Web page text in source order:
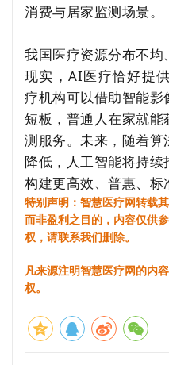
消费与居家监测场景。
我国医疗资源分布不
现实，AI医疗恰好提
疗机构可以借助智能
短板，普通人在家就
测服务。未来，随着
降低，人工智能将持续
构建更高效、普惠、标
特别声明：智慧医疗网转载
而非盈利之目的，内容仅供
权，请联系我们删除。
凡来源注明智慧医疗网的内
权。